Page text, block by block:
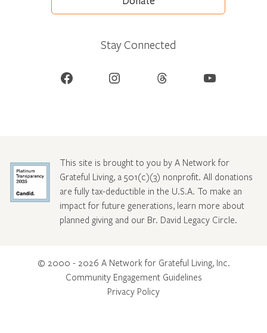
Stay Connected
Facebook Instagram Threads YouTube
This site is brought to you by A Network for
Grateful Living, a 501(c)(3) nonprofit. All donations
are fully tax-deductible in the U.S.A. To make an
impact for future generations, learn more about
planned giving and our Br. David Legacy Circle.
© 2000 - 2026 A Network for Grateful Living, Inc.
Community Engagement Guidelines
Privacy Policy